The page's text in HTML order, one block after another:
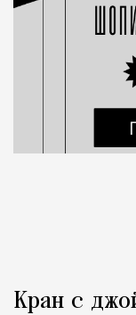
Кран с